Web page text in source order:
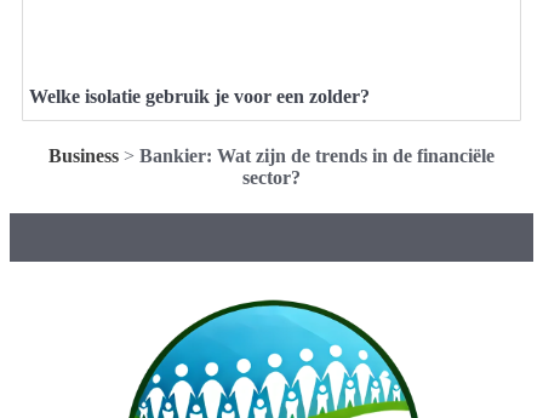
Welke isolatie gebruik je voor een zolder?
Business > Bankier: Wat zijn de trends in de financiële
sector?